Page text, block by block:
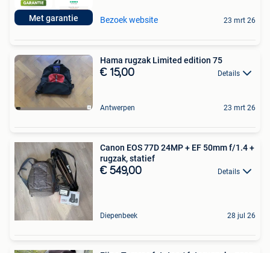
Met garantie Bezoek website 23 mrt 26
Hama rugzak Limited edition 75
€ 15,00 Details
Antwerpen 23 mrt 26
Canon EOS 77D 24MP + EF 50mm f/1.4 +
rugzak, statief
€ 549,00 Details
Diepenbeek 28 jul 26